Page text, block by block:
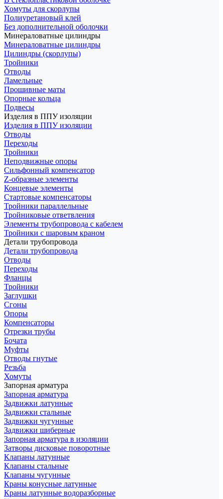
Хомуты для скорлупы
Полиуретановый клей
Без дополнительной оболочки
Минераловатные цилиндры
Минераловатные цилиндры
Цилиндры (скорлупы)
Тройники
Отводы
Ламельные
Прошивные маты
Опорные кольца
Подвесы
Изделия в ППУ изоляции
Изделия в ППУ изоляции
Отводы
Переходы
Тройники
Неподвижные опоры
Cильфонный компенсатор
Z-образные элементы
Концевые элементы
Стартовые компенсаторы
Тройники параллельные
Тройниковые ответвления
Элементы трубопровода с кабелем
Тройники с шаровым краном
Детали трубопровода
Детали трубопровода
Отводы
Переходы
Фланцы
Тройники
Заглушки
Сгоны
Опоры
Компенсаторы
Отрезки трубы
Бочата
Муфты
Отводы гнутые
Резьба
Хомуты
Запорная арматура
Запорная арматура
Задвижки латунные
Задвижки стальные
Задвижки чугунные
Задвижки шиберные
Запорная арматура в изоляции
Затворы дисковые поворотные
Клапаны латунные
Клапаны стальные
Клапаны чугунные
Краны конусные латунные
Краны латунные водоразборные